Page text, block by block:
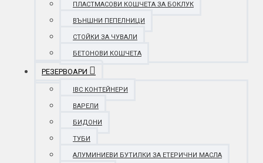
ПЛАСТМАСОВИ КОШЧЕТА ЗА БОКЛУК
ВЪНШНИ ПЕПЕЛНИЦИ
СТОЙКИ ЗА ЧУВАЛИ
БЕТОНОВИ КОШЧЕТА
РЕЗЕРВОАРИ
IBC КОНТЕЙНЕРИ
ВАРЕЛИ
БИДОНИ
ТУБИ
АЛУМИНИЕВИ БУТИЛКИ ЗА ЕТЕРИЧНИ МАСЛА